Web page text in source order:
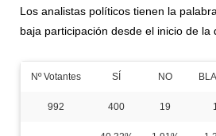
Los analistas políticos tienen la
baja participación desde el inicio de la
Nº Votantes SÍ NO
992 400 19